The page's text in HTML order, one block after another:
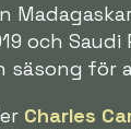
och
säsong för
Charles